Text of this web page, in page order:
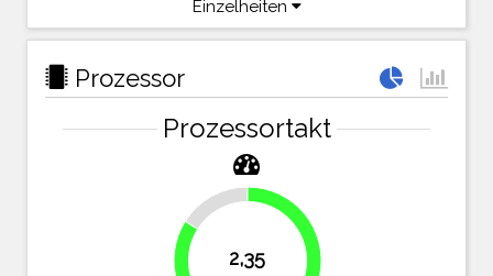
Einzelheiten
Prozessor
Prozessortakt
2,35
16.1%